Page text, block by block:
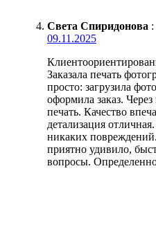
Света Спиридонова :
09.11.2025
Заказала печать
просто: загрузила
оформила заказ.
печать. Качество
детализация
никаких
приятно удивило,
вопросы.